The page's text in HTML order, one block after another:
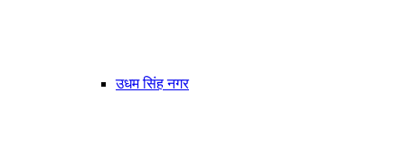
उधम सिंह नगर